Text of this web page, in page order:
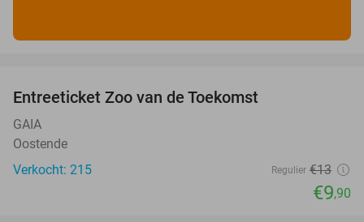
Entreeticket Zoo van de Toekomst
GAIA
Oostende
Verkocht: 215
Regulier €13
€9,90